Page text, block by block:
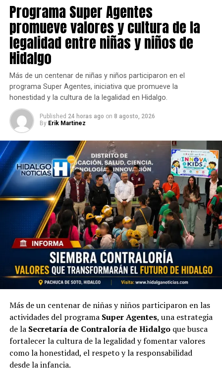
Programa Super Agentes
promueve valores y cultura de la
legalidad entre niñas y niños de
Hidalgo
Más de un centenar de niñas y niños participaron en el
programa Super Agentes, iniciativa que promueve la
honestidad y la cultura de la legalidad en Hidalgo.
Published 24 horas ago on 8 agosto, 2026
By Erik Martinez
Más de un centenar de niñas y niños participaron en las
actividades del programa Super Agentes, una estrategia
de la Secretaría de Contraloría de Hidalgoque busca
fortalecer la cultura de la legalidad y fomentar valores
como la honestidad, el respeto y la responsabilidad
desde la infancia.